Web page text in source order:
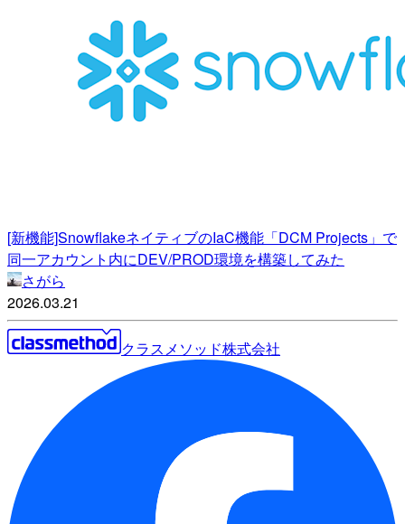
[新機能]SnowflakeネイティブのIaC機能「DCM Projects」で
同一アカウント内にDEV/PROD環境を構築してみた
さがら
2026.03.21
クラスメソッド株式会社